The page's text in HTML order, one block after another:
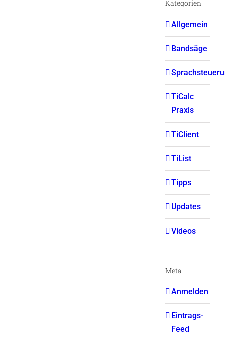
Kategorien
Allgemein
Bandsäge
TiCalc
Praxis
TiClient
TiList
Tipps
Updates
Videos
Meta
Anmelden
Eintrags-
Feed